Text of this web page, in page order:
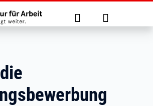
springen
Suche Anmelden